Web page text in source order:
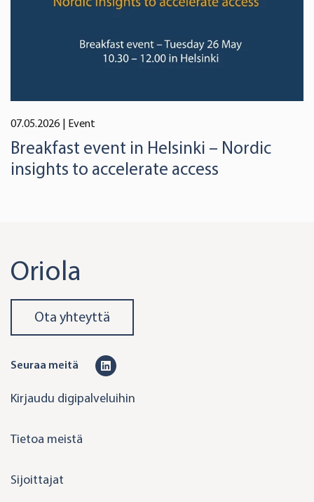
07.05.2026 | Event
Breakfast event in Helsinki – Nordic
insights to accelerate access
Oriola
Ota yhteyttä
Seuraa meitä
n
Kirjaudu digipalveluihin
Tietoa meistä
Sijoittajat